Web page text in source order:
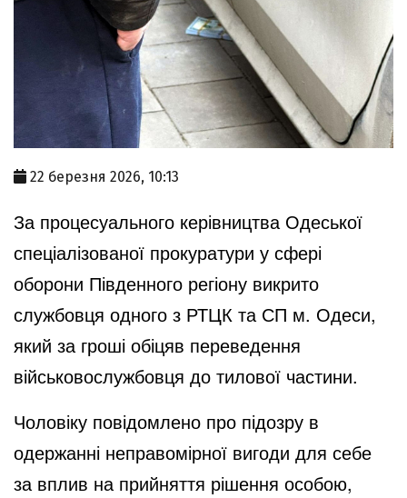
22 березня 2026, 10:13
За процесуального керівництва Одеської
спеціалізованої прокуратури у сфері
оборони Південного регіону викрито
службовця одного з РТЦК та СП м. Одеси,
який за гроші обіцяв переведення
військовослужбовця до тилової частини.
Чоловіку повідомлено про підозру в
одержанні неправомірної вигоди для себе
за вплив на прийняття рішення особою,